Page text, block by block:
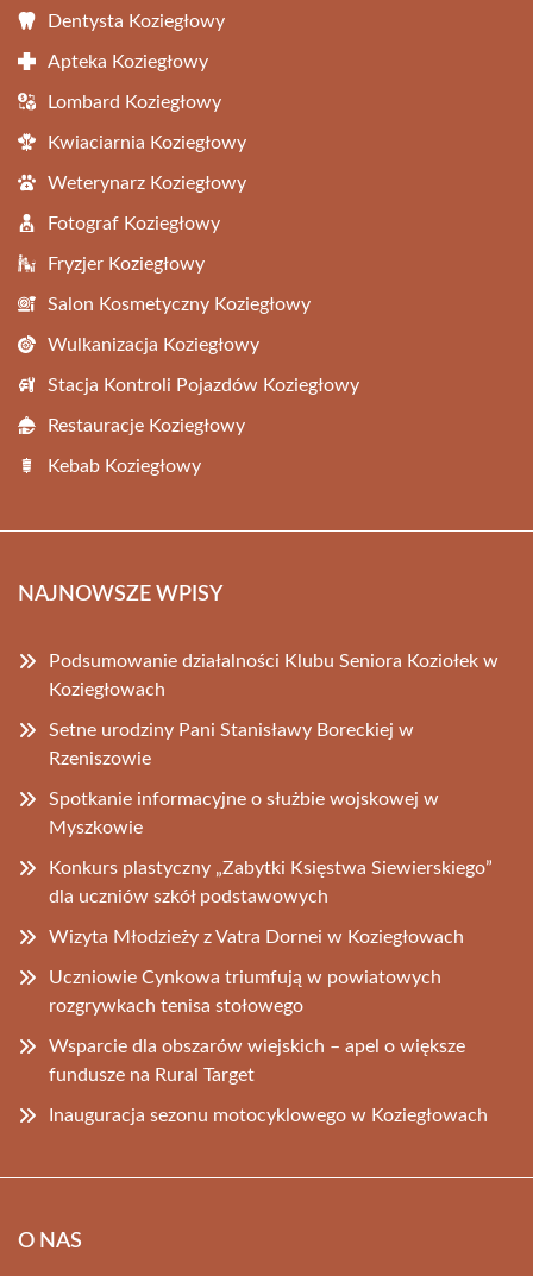
Dentysta Koziegłowy
Apteka Koziegłowy
Lombard Koziegłowy
Kwiaciarnia Koziegłowy
Weterynarz Koziegłowy
Fotograf Koziegłowy
Fryzjer Koziegłowy
Salon Kosmetyczny Koziegłowy
Wulkanizacja Koziegłowy
Stacja Kontroli Pojazdów Koziegłowy
Restauracje Koziegłowy
Kebab Koziegłowy
NAJNOWSZE WPISY
Podsumowanie działalności Klubu Seniora Koziołek w
Koziegłowach
Setne urodziny Pani Stanisławy Boreckiej w
Rzeniszowie
Spotkanie informacyjne o służbie wojskowej w
Myszkowie
Konkurs plastyczny „Zabytki Księstwa Siewierskiego”
dla uczniów szkół podstawowych
Wizyta Młodzieży z Vatra Dornei w Koziegłowach
Uczniowie Cynkowa triumfują w powiatowych
rozgrywkach tenisa stołowego
Wsparcie dla obszarów wiejskich – apel o większe
fundusze na Rural Target
Inauguracja sezonu motocyklowego w Koziegłowach
O NAS